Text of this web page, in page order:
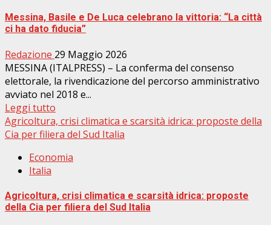
Messina, Basile e De Luca celebrano la vittoria: “La città
ci ha dato fiducia”
Redazione 29 Maggio 2026
MESSINA (ITALPRESS) – La conferma del consenso
elettorale, la rivendicazione del percorso amministrativo
avviato nel 2018 e...
Leggi tutto
Agricoltura, crisi climatica e scarsità idrica: proposte della
Cia per filiera del Sud Italia
Economia
Italia
Agricoltura, crisi climatica e scarsità idrica: proposte
della Cia per filiera del Sud Italia